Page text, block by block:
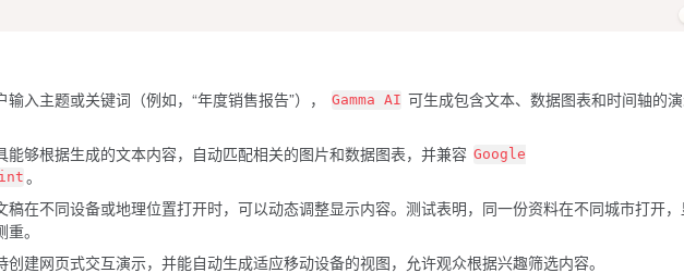
输入主题或关键词（例如，“年度销售报告”）， Gamma AI 可生成包含文本、数据图表和时间轴的
能够根据生成的文本内容，自动匹配相关的图片和数据图表，并兼容 Google
。
稿在不同设备或地理位置打开时，可以动态调整显示内容。测试表明，同一份资料在不同城市打开
。
创建网页式交互演示，并能自动生成适应移动设备的视图，允许观众根据兴趣筛选内容。